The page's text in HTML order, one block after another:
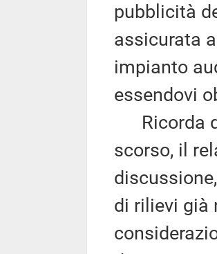
pubblicità
assicurata
impianto
essendovi
Ricorda
scorso, il
di rilievi già